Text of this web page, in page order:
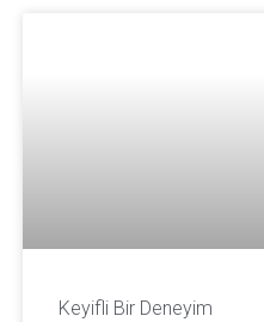
Keyifli Bir Deneyim